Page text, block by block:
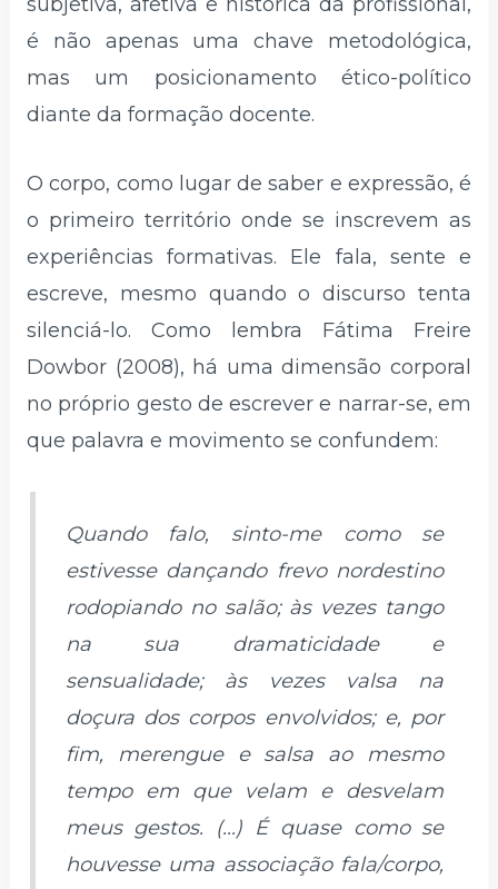
é não apenas uma chave metodológica,
mas um posicionamento ético-político
diante da formação docente.
O corpo, como lugar de saber e expressão, é
o primeiro território onde se inscrevem as
experiências formativas. Ele fala, sente e
escreve, mesmo quando o discurso tenta
silenciá-lo. Como lembra Fátima Freire
Dowbor (2008), há uma dimensão corporal
no próprio gesto de escrever e narrar-se, em
que palavra e movimento se confundem:
Quando falo, sinto-me como se
estivesse dançando frevo nordestino
rodopiando no salão; às vezes tango
na sua dramaticidade e
sensualidade; às vezes valsa na
doçura dos corpos envolvidos; e, por
fim, merengue e salsa ao mesmo
tempo em que velam e desvelam
meus gestos. (...) É quase como se
houvesse uma associação fala/corpo,